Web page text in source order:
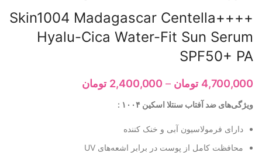
++++Skin1004 Madagascar Centella
Hyalu-Cica Water-Fit Sun Serum
SPF50+ PA
4,700,000 تومان –
2,400,000 تومان
ویژگی‌های ضد آفتاب سنتلا اسکین ۱۰۰۴ :
دارای فرمولاسیون آبی و خنک کننده
محافظت کامل از پوست در برابر اشعه‌های UV